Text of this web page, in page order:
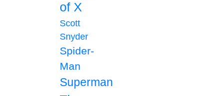
of X
Scott
Snyder
Spider-
Man
Superman